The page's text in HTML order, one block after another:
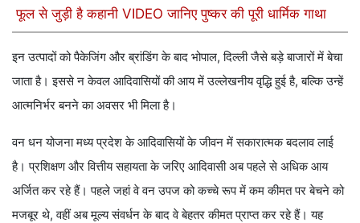
फूल से जुड़ी है कहानी VIDEO जानिए पुष्कर की पूरी धार्मिक गाथा
इन उत्पादों को पैकेजिंग और ब्रांडिंग के बाद भोपाल, दिल्ली जैसे बड़े बाजारों में बेचा
जाता है। इससे न केवल आदिवासियों की आय में उल्लेखनीय वृद्धि हुई है, बल्कि उन्हें
आत्मनिर्भर बनने का अवसर भी मिला है।
वन धन योजना मध्य प्रदेश के आदिवासियों के जीवन में सकारात्मक बदलाव लाई
है। प्रशिक्षण और वित्तीय सहायता के जरिए आदिवासी अब पहले से अधिक आय
अर्जित कर रहे हैं। पहले जहां वे वन उपज को कच्चे रूप में कम कीमत पर बेचने को
मजबूर थे, वहीं अब मूल्य संवर्धन के बाद वे बेहतर कीमत प्राप्त कर रहे हैं। यह